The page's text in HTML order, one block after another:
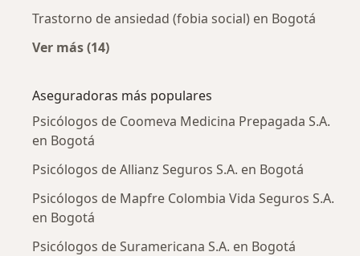
Trastorno de ansiedad (fobia social) en Bogotá
Ver más (14)
Aseguradoras más populares
Psicólogos de Coomeva Medicina Prepagada S.A.
en Bogotá
Psicólogos de Allianz Seguros S.A. en Bogotá
Psicólogos de Mapfre Colombia Vida Seguros S.A.
en Bogotá
Psicólogos de Suramericana S.A. en Bogotá